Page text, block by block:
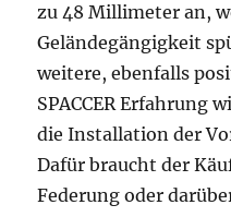
zu 48 Millimeter an,
Geländegängigkeit
weitere, ebenfalls
SPACCER Erfahrung
die Installation der
Dafür braucht der
Federung oder